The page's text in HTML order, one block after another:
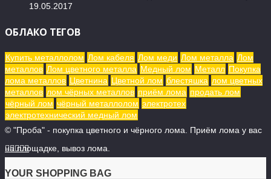
19.05.2017
ОБЛАКО ТЕГОВ
Купить металлолом Лом кабеля Лом меди Лом металла Лом
металлов Лом цветного металла Медный лом Металл Покупка
лома металлов Цветнина Цветной лом блестяшка лом цветных
металлов лом чёрных металлов приём лома продать лом
чёрный лом чёрный металлолом электротех
электротехнический медный лом
© "Проба" - покупка цветного и чёрного лома. Приём лома у вас
на площадке, вывоз лома.

YOUR SHOPPING BAG